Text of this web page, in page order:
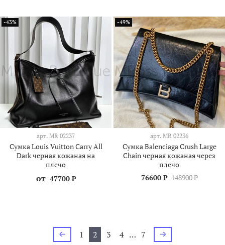
-43%
арт. MR 02237
Сумка Louis Vuitton Carry All
Dark черная кожаная на
плечо
от 47700 ₽
-49%
арт. MR 02236
Сумка Balenciaga Crush Large
Chain черная кожаная через
плечо
76600 ₽ 148900 ₽
1 2 3 4 … 7